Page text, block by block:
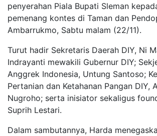
penyerahan Piala Bupati Sleman
pemenang kontes di Taman dan
Ambarrukmo, Sabtu malam (22/11).
Turut hadir Sekretaris Daerah DIY, Ni
Indrayanti mewakili Gubernur DIY;
Anggrek Indonesia, Untung Santoso;
Pertanian dan Ketahanan Pangan DIY,
Nugroho; serta inisiator sekaligus
Suprih Lestari.
Dalam sambutannya, Harda